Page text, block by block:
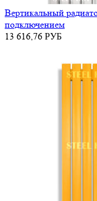
Вертикальный
подключением
13 616,76 РУБ